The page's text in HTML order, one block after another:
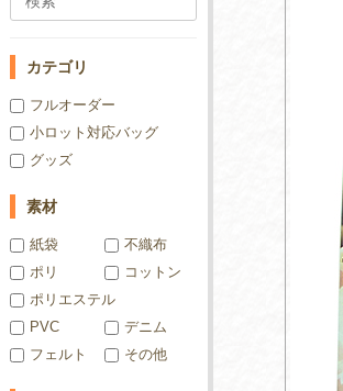
カテゴリ
フルオーダー
小ロット対応バッグ
グッズ
素材
紙袋
不織布
ポリ
コットン
ポリエステル
PVC
デニム
フェルト
その他